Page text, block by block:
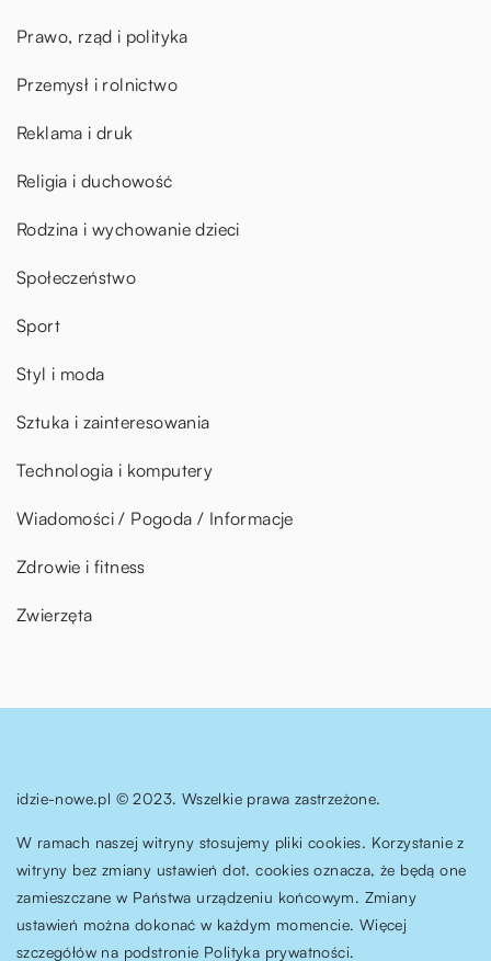
Prawo, rząd i polityka
Przemysł i rolnictwo
Reklama i druk
Religia i duchowość
Rodzina i wychowanie dzieci
Społeczeństwo
Sport
Styl i moda
Sztuka i zainteresowania
Technologia i komputery
Wiadomości / Pogoda / Informacje
Zdrowie i fitness
Zwierzęta
idzie-nowe.pl © 2023. Wszelkie prawa zastrzeżone.
W ramach naszej witryny stosujemy pliki cookies. Korzystanie z
witryny bez zmiany ustawień dot. cookies oznacza, że będą one
zamieszczane w Państwa urządzeniu końcowym. Zmiany
ustawień można dokonać w każdym momencie. Więcej
szczegółów na podstronie Polityka prywatności.